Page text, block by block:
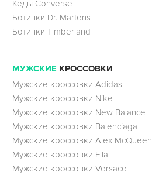
Кеды Converse
Ботинки Dr. Martens
Ботинки Timberland
МУЖСКИЕ КРОССОВКИ
Мужские кроссовки Adidas
Мужские кроссовки Nike
Мужские кроссовки New Balance
Мужские кроссовки Balenciaga
Мужские кроссовки Alex McQueen
Мужские кроссовки Fila
Мужские кроссовки Versace